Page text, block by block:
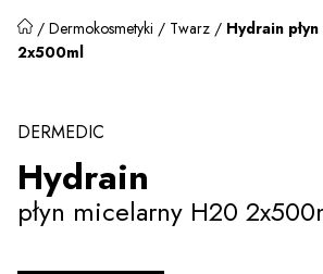
/ Dermokosmetyki / Twarz / Hydrain
2x500ml
DERMEDIC
Hydrain
płyn micelarny H20